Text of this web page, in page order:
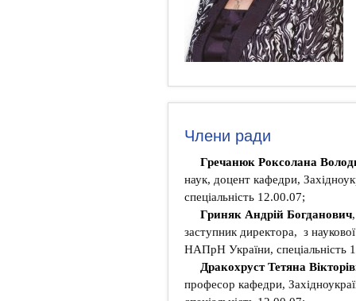
Члени ради
Гречанюк Роксолана
наук, доцент кафедри,
спеціальність 12.00.07;
Гриняк Андрій Богданович
заступник директора, з
HAПpH України, спеціальність
Дракохруст Тетяна
професор кафедри,